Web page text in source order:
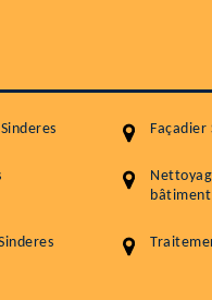
Façadier